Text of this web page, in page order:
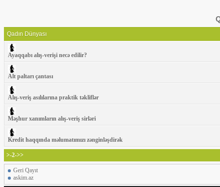
Qadın Dünyası
Ayaqqabı alış-verişi necə edilir?
Alt paltarı çantası
Alış-veriş asılılarına praktik təkliflər
Məşhur xanımların alış-veriş sirləri
Kredit haqqında məlumatımızı zənginləşdirək
>-2->>
Geri Qayıt
askim.az